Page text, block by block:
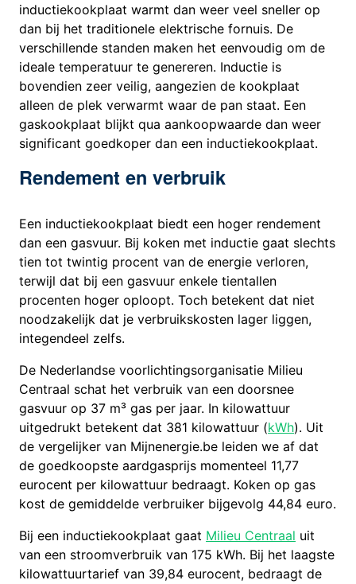
inductiekookplaat warmt dan weer veel sneller op
dan bij het traditionele elektrische fornuis. De
verschillende standen maken het eenvoudig om de
ideale temperatuur te genereren. Inductie is
bovendien zeer veilig, aangezien de kookplaat
alleen de plek verwarmt waar de pan staat. Een
gaskookplaat blijkt qua aankoopwaarde dan weer
significant goedkoper dan een inductiekookplaat.
Rendement en verbruik
Een inductiekookplaat biedt een hoger rendement
dan een gasvuur. Bij koken met inductie gaat slechts
tien tot twintig procent van de energie verloren,
terwijl dat bij een gasvuur enkele tientallen
procenten hoger oploopt. Toch betekent dat niet
noodzakelijk dat je verbruikskosten lager liggen,
integendeel zelfs.
De Nederlandse voorlichtingsorganisatie Milieu
Centraal schat het verbruik van een doorsnee
gasvuur op 37 m³ gas per jaar. In kilowattuur
uitgedrukt betekent dat 381 kilowattuur (kWh). Uit
de vergelijker van Mijnenergie.be leiden we af dat
de goedkoopste aardgasprijs momenteel 11,77
eurocent per kilowattuur bedraagt. Koken op gas
kost de gemiddelde verbruiker bijgevolg 44,84 euro.
Bij een inductiekookplaat gaat Milieu Centraal uit
van een stroomverbruik van 175 kWh. Bij het laagste
kilowattuurtarief van 39,84 eurocent, bedraagt de